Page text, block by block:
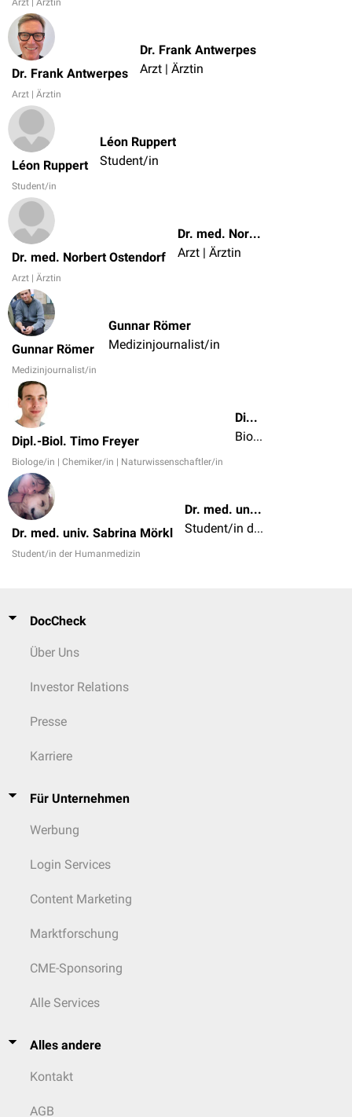
Arzt | Ärztin
Dr. Frank Antwerpes
Arzt | Ärztin
Dr. Frank Antwerpes
Arzt | Ärztin
Léon Ruppert
Student/in
Léon Ruppert
Student/in
Dr. med. Norbert Ostendorf
Arzt | Ärztin
Dr. med. Norbert Ostendorf
Arzt | Ärztin
Gunnar Römer
Medizinjournalist/in
Gunnar Römer
Medizinjournalist/in
Dipl.-Biol. Timo Freyer
Biologe/in | Chemiker/in | Naturwissenschaftler/in
Dipl.-Biol. Timo Freyer
Biologe/in | Chemiker/in | Naturwissenschaftler/in
Dr. med. univ. Sabrina Mörkl
Student/in der Humanmedizin
Dr. med. univ. Sabrina Mörkl
Student/in der Humanmedizin
DocCheck
Über Uns
Investor Relations
Presse
Karriere
Für Unternehmen
Werbung
Login Services
Content Marketing
Marktforschung
CME-Sponsoring
Alle Services
Alles andere
Kontakt
AGB